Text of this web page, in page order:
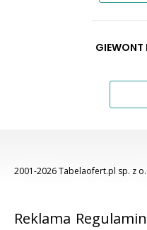
GIEWONT
2001-2026 Tabelaofert.pl sp. z
Reklama